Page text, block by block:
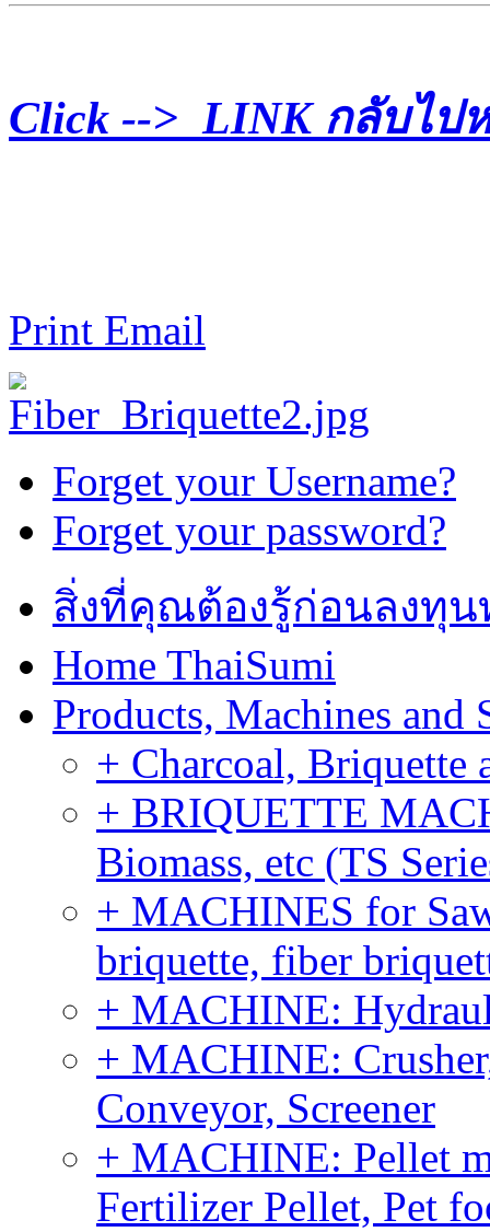
Click --> LINK กลับไป
Print Email
Forget your Username?
Forget your password?
สิ่งที่คุณต้องรู้ก่อนลงทุ
Home ThaiSumi
Products, Machines and
+ Charcoal, Briquette
+ BRIQUETTE
Biomass, etc (TS
+ MACHINES for
briquette, fiber
+ MACHINE:
+ MACHINE:
Conveyor, Screener
+ MACHINE: Pellet
Fertilizer Pellet, Pet